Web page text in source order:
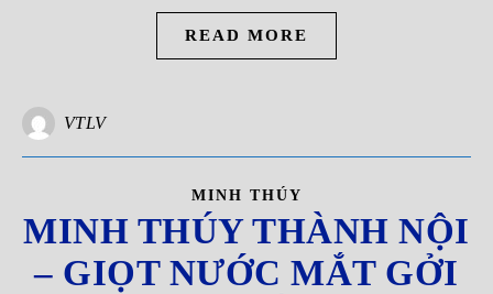
READ MORE
VTLV
MINH THÚY
MINH THÚY THÀNH NỘI
– GIỌT NƯỚC MẮT GỞI